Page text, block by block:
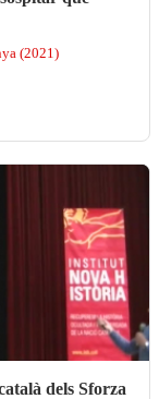
(2021)
dels Sforza